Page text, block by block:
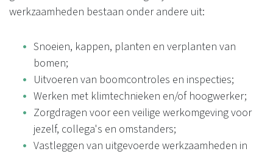
werkzaamheden bestaan onder andere uit:
Snoeien, kappen, planten en verplanten van
bomen;
Uitvoeren van boomcontroles en inspecties;
Werken met klimtechnieken en/of hoogwerker;
Zorgdragen voor een veilige werkomgeving voor
jezelf, collega's en omstanders;
Vastleggen van uitgevoerde werkzaamheden in